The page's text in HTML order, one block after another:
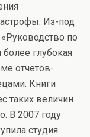
Из-под
по
глубокая
отчетов-
Книги
таких величин
В 2007 году
студия